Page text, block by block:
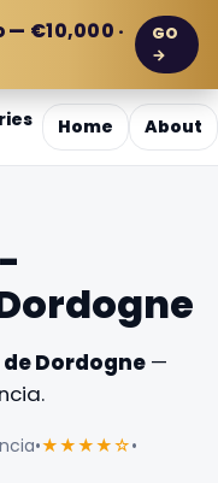
€10,000 ·
GO
→
Home About
Dordogne —
•★★★★☆•